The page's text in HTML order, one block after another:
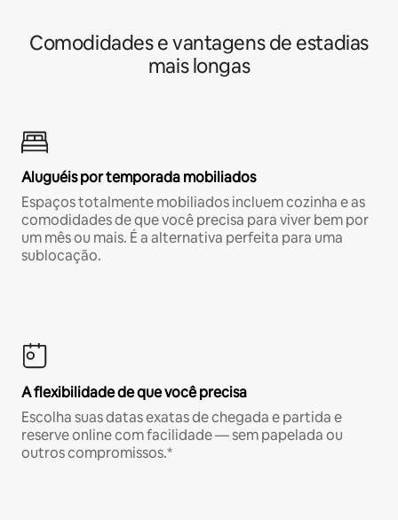
Comodidades e vantagens de estadias
mais longas
Aluguéis por temporada mobiliados
Espaços totalmente mobiliados incluem cozinha e as
comodidades de que você precisa para viver bem por
um mês ou mais. É a alternativa perfeita para uma
sublocação.
A flexibilidade de que você precisa
Escolha suas datas exatas de chegada e partida e
reserve online com facilidade — sem papelada ou
outros compromissos.*